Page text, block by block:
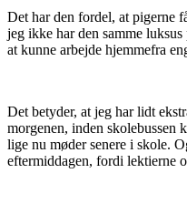
Det har den fordel, at pigerne
jeg ikke har den samme
at kunne arbejde hjemmefra
Det betyder, at jeg har lidt
morgenen, inden skolebussen
lige nu møder senere i skole.
eftermiddagen, fordi lektierne